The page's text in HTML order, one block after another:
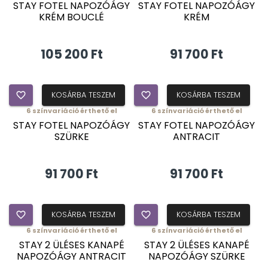
STAY FOTEL NAPOZÓÁGY
KRÉM BOUCLÉ
105 200 Ft
favorite_border KOSÁRBA TESZEM
STAY FOTEL NAPOZÓÁGY
KRÉM
91 700 Ft
favorite_border KOSÁRBA TESZEM
ÚJDONSÁG
6 színvariáció érthető el
STAY FOTEL NAPOZÓÁGY
SZÜRKE
91 700 Ft
favorite_border KOSÁRBA TESZEM
ÚJDONSÁG
6 színvariáció érthető el
STAY FOTEL NAPOZÓÁGY
ANTRACIT
91 700 Ft
favorite_border KOSÁRBA TESZEM
ÚJDONSÁG
6 színvariáció érthető el
STAY 2 ÜLÉSES KANAPÉ
NAPOZÓÁGY ANTRACIT
ÚJDONSÁG
6 színvariáció érthető el
STAY 2 ÜLÉSES KANAPÉ
NAPOZÓÁGY SZÜRKE